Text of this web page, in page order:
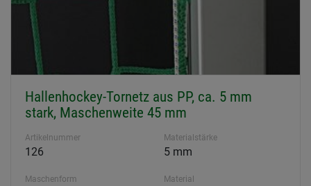
Hallenhockey-Tornetz aus PP, ca. 5 mm
stark, Maschenweite 45 mm
Artikelnummer
126
Materialstärke
5 mm
Maschenform Material